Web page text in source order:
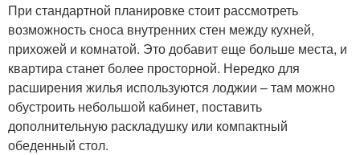
При стандартной планировке стоит рассмотреть
возможность сноса внутренних стен между кухней,
прихожей и комнатой. Это добавит еще больше места, и
квартира станет более просторной. Нередко для
расширения жилья используются лоджии – там можно
обустроить небольшой кабинет, поставить
дополнительную раскладушку или компактный
обеденный стол.